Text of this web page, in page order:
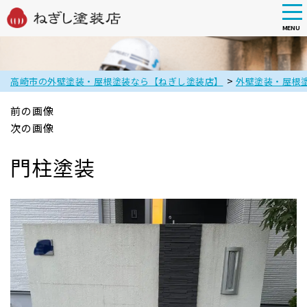
main
content
MENU
高崎市の外壁塗装・屋根塗装なら【ねぎし塗装店】 > 外壁塗装・屋根
前の画像
次の画像
門柱塗装